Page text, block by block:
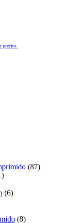
precios.
(87)
(6)
(8)